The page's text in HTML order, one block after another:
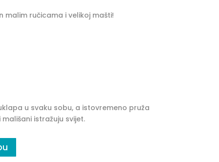
malim ručicama i velikoj mašti!
u svaku sobu, a istovremeno pruža
istražuju svijet.